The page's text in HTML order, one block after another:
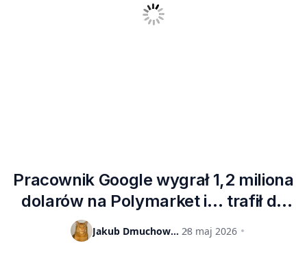
Pracownik Google wygrał 1,2 miliona
dolarów na Polymarket i… trafił do
aresztu. W tle oskarżenia o
wykorzystanie poufnych informacji
Jakub Dmuchowski 28 maj 2026